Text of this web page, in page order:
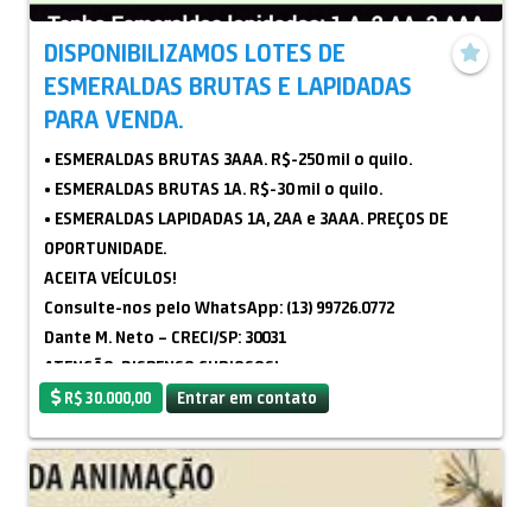
DISPONIBILIZAMOS LOTES DE
ESMERALDAS BRUTAS E LAPIDADAS
PARA VENDA.
• ESMERALDAS BRUTAS 3AAA. R$-250 mil o quilo.
• ESMERALDAS BRUTAS 1A. R$-30 mil o quilo.
• ESMERALDAS LAPIDADAS 1A, 2AA e 3AAA. PREÇOS DE
OPORTUNIDADE.
ACEITA VEÍCULOS!
Consulte-nos pelo WhatsApp: (13) 99726.0772
Dante M. Neto – CRECI/SP: 30031
ATENÇÃO: DISPENSO CURIOSOS!
ATENÇÃO CORRETORES! Faço parceria com corretor
interessado.
R$ 30.000,00 Entrar em contato